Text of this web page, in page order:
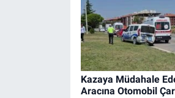
Kazaya Müdahale
Aracına Otomobil